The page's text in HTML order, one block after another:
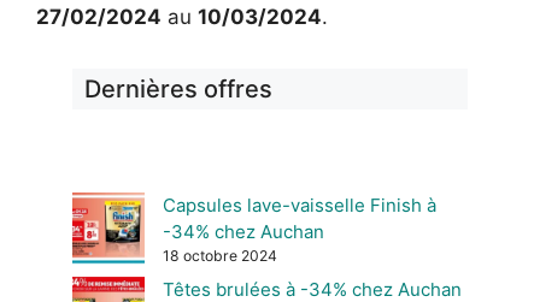
27/02/2024 au 10/03/2024.
Dernières offres
Capsules lave-vaisselle Finish à
-34% chez Auchan
18 octobre 2024
Têtes brulées à -34% chez Auchan